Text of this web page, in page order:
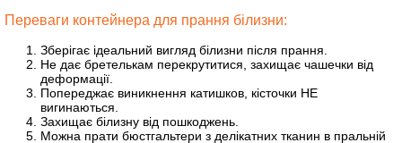
Переваги контейнера для прання білизни:
Зберігає ідеальний вигляд білизни після прання.
Не дає бретелькам перекрутитися, захищає чашечки від
деформації.
Попереджає виникнення катишков, кісточки НЕ
вигинаються.
Захищає білизну від пошкоджень.
Можна прати бюстгальтери з делікатних тканин в пральній